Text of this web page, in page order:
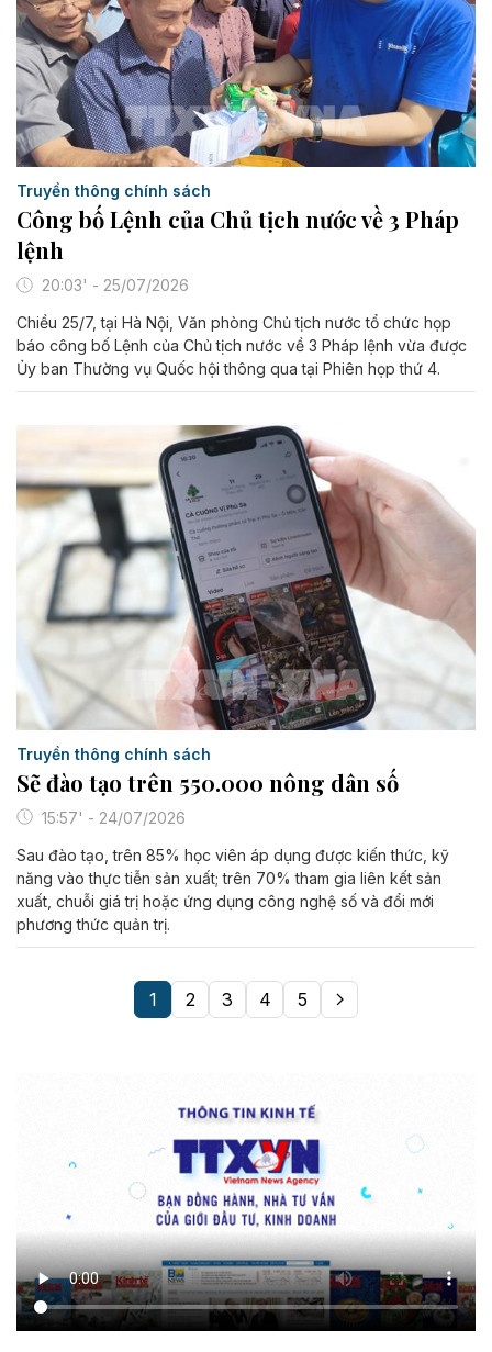
Truyền thông chính sách
Công bố Lệnh của Chủ tịch nước về 3 Pháp
lệnh
20:03' - 25/07/2026
Chiều 25/7, tại Hà Nội, Văn phòng Chủ tịch nước tổ chức họp
báo công bố Lệnh của Chủ tịch nước về 3 Pháp lệnh vừa được
Ủy ban Thường vụ Quốc hội thông qua tại Phiên họp thứ 4.
Truyền thông chính sách
Sẽ đào tạo trên 550.000 nông dân số
15:57' - 24/07/2026
Sau đào tạo, trên 85% học viên áp dụng được kiến thức, kỹ
năng vào thực tiễn sản xuất; trên 70% tham gia liên kết sản
xuất, chuỗi giá trị hoặc ứng dụng công nghệ số và đổi mới
phương thức quản trị.
1 2 3 4 5